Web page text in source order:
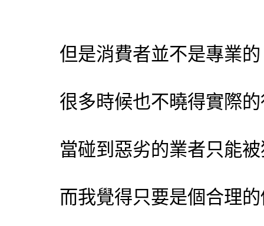
但是消費者並不是專業的
很多時候也不曉得實際
當碰到惡劣的業者只能
而我覺得只要是個合理